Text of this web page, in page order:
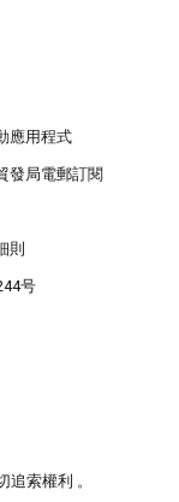
應用程式
發局電郵訂閱
則
号
索權利 。